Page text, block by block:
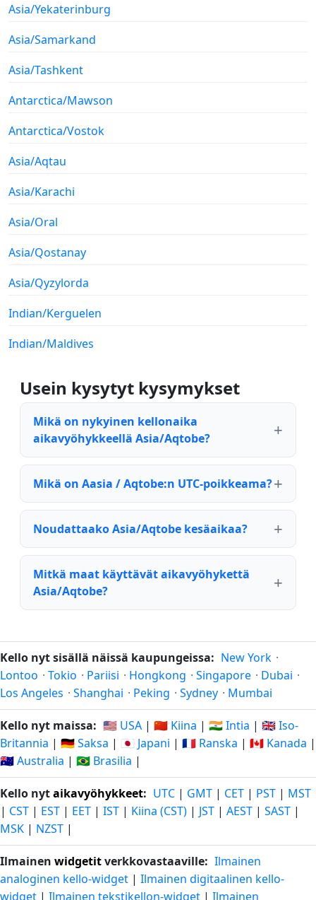
Asia/Yekaterinburg
Asia/Samarkand
Asia/Tashkent
Antarctica/Mawson
Antarctica/Vostok
Asia/Aqtau
Asia/Karachi
Asia/Oral
Asia/Qostanay
Asia/Qyzylorda
Indian/Kerguelen
Indian/Maldives
Usein kysytyt kysymykset
Mikä on nykyinen kellonaika
aikavyöhykkeellä Asia/Aqtobe?
Mikä on Aasia / Aqtobe:n UTC-poikkeama?
Noudattaako Asia/Aqtobe kesäaikaa?
Mitkä maat käyttävät aikavyöhykettä
Asia/Aqtobe?
Kello nyt sisällä näissä kaupungeissa: New York ·
Lontoo · Tokio · Pariisi · Hongkong · Singapore · Dubai ·
Los Angeles · Shanghai · Peking · Sydney · Mumbai
Kello nyt maissa: 🇺🇸 USA | 🇨🇳 Kiina | 🇮🇳 Intia | 🇬🇧 Iso-
Britannia | 🇩🇪 Saksa | 🇯🇵 Japani | 🇫🇷 Ranska | 🇨🇦 Kanada |
🇦🇺 Australia | 🇧🇷 Brasilia |
Kello nytaikavyöhykkeet: UTC | GMT | CET | PST | MST
| CST | EST | EET | IST | Kiina (CST) | JST | AEST | SAST |
MSK | NZST |
Ilmainen widgetitverkkovastaaville: Ilmainen
analoginen kello-widget | Ilmainen digitaalinen kello-
widget | Ilmainen tekstikellon-widget | Ilmainen